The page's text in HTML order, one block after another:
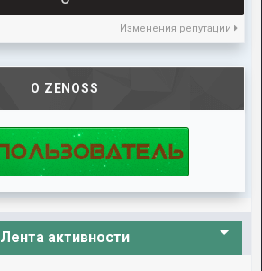
Изменения репутации
О ZENOSS
Лента активности